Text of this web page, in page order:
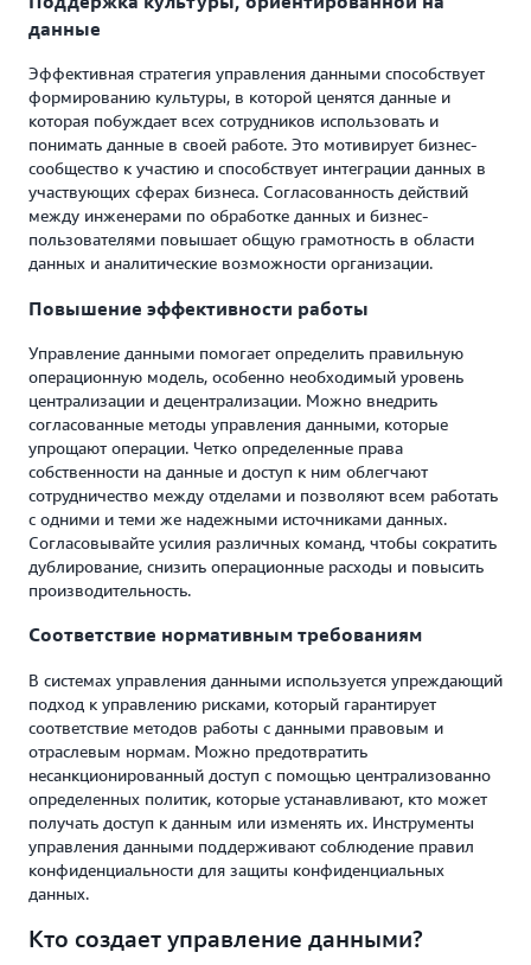
данные
Эффективная стратегия управления данными способствует
формированию культуры, в которой ценятся данные и
которая побуждает всех сотрудников использовать и
понимать данные в своей работе. Это мотивирует бизнес-
сообщество к участию и способствует интеграции данных в
участвующих сферах бизнеса. Согласованность действий
между инженерами по обработке данных и бизнес-
пользователями повышает общую грамотность в области
данных и аналитические возможности организации.
Повышение эффективности работы
Управление данными помогает определить правильную
операционную модель, особенно необходимый уровень
централизации и децентрализации. Можно внедрить
согласованные методы управления данными, которые
упрощают операции. Четко определенные права
собственности на данные и доступ к ним облегчают
сотрудничество между отделами и позволяют всем работать
с одними и теми же надежными источниками данных.
Согласовывайте усилия различных команд, чтобы сократить
дублирование, снизить операционные расходы и повысить
производительность.
Соответствие нормативным требованиям
В системах управления данными используется упреждающий
подход к управлению рисками, который гарантирует
соответствие методов работы с данными правовым и
отраслевым нормам. Можно предотвратить
несанкционированный доступ с помощью централизованно
определенных политик, которые устанавливают, кто может
получать доступ к данным или изменять их. Инструменты
управления данными поддерживают соблюдение правил
конфиденциальности для защиты конфиденциальных
данных.
Кто создает управление данными?